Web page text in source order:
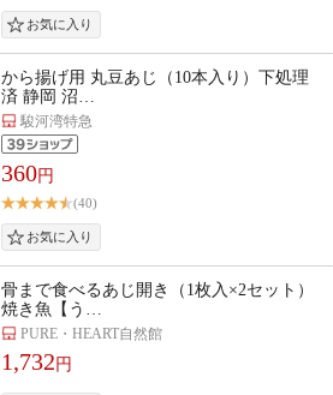
から揚げ用 丸豆あじ（10本入り）下処理
済 静岡 沼…
駿河湾特急
360円
(40)
骨まで食べるあじ開き（1枚入×2セット）
焼き魚【う…
PURE・HEART自然館
1,732 円